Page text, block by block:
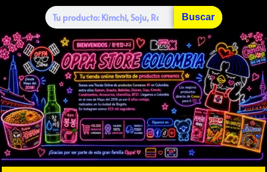
Buscar